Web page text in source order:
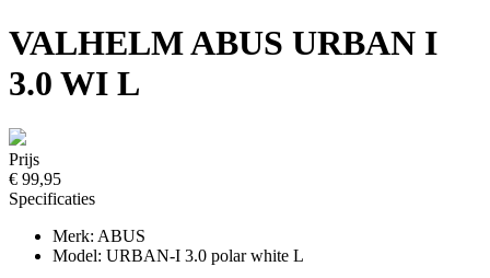
VALHELM ABUS URBAN I
3.0 WI L
Prijs
€ 99,95
Specificaties
Merk: ABUS
Model: URBAN-I 3.0 polar white L